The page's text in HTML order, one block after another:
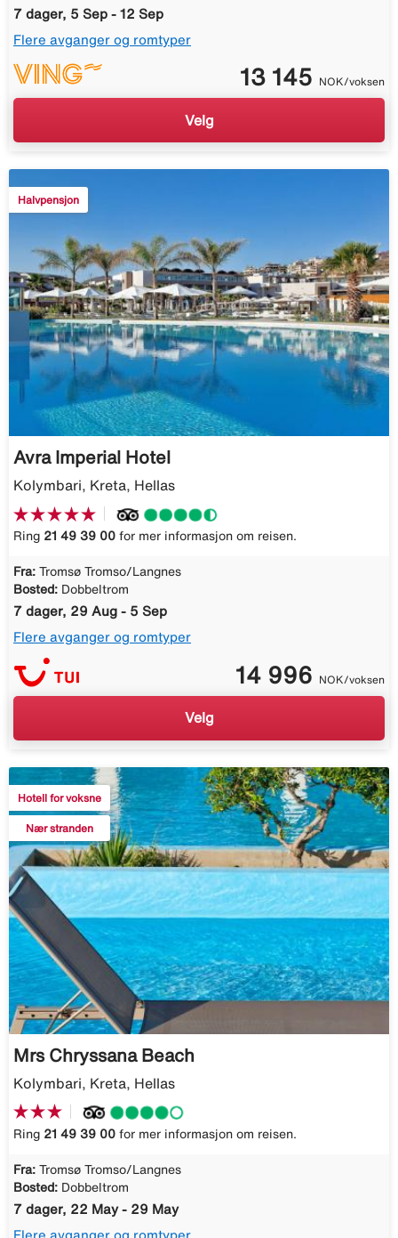
7 dager, 5 Sep - 12 Sep
Flere avganger og romtyper
13 145 NOK/voksen
Velg
Halvpensjon
Avra Imperial Hotel
Kolymbari, Kreta, Hellas
Ring 21 49 39 00 for mer informasjon om reisen.
Fra: Tromsø Tromso/Langnes
Bosted: Dobbeltrom
7 dager, 29 Aug - 5 Sep
Flere avganger og romtyper
14 996 NOK/voksen
Velg
Hotell for voksne
Nær stranden
Mrs Chryssana Beach
Kolymbari, Kreta, Hellas
Ring 21 49 39 00 for mer informasjon om reisen.
Fra: Tromsø Tromso/Langnes
Bosted: Dobbeltrom
7 dager, 22 May - 29 May
Flere avganger og romtyper